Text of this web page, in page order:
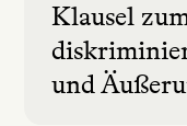
Klausel
und